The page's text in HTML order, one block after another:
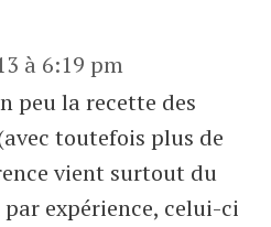
à 6:19 pm
peu la recette des
toutefois plus de
vient surtout du
par expérience, celui-ci